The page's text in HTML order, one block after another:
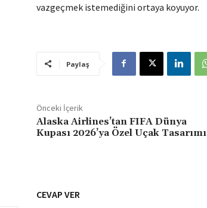
vazgeçmek istemediğini ortaya koyuyor.
Paylaş
Önceki İçerik
Alaska Airlines’tan FIFA Dünya
Kupası 2026’ya Özel Uçak Tasarımı
CEVAP VER